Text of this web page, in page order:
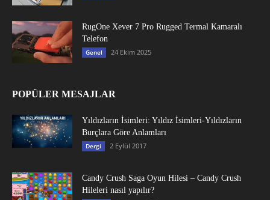
RugOne Xever 7 Pro Rugged Termal Kamaralı
Telefon
Genel 24 Ekim 2025
POPÜLER MESAJLAR
Yıldızların İsimleri: Yıldız İsimleri-Yıldızların
Burçlara Göre Anlamları
Dergi 2 Eylül 2017
Candy Crush Saga Oyun Hilesi – Candy Crush
Hileleri nasıl yapılır?